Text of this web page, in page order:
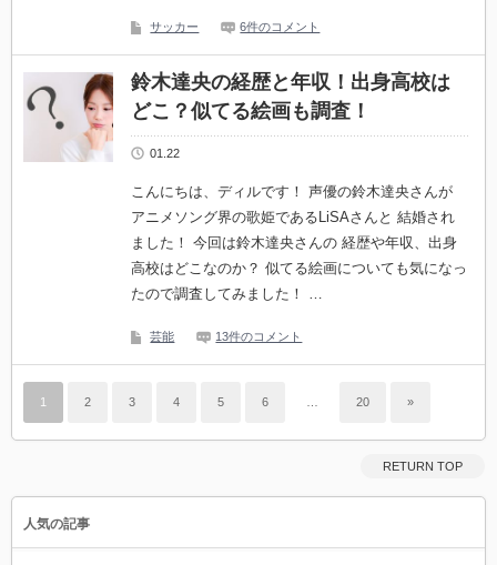
サッカー 6件のコメント
鈴木達央の経歴と年収！出身高校は
どこ？似てる絵画も調査！
01.22
こんにちは、ディルです！ 声優の鈴木達央さんが
アニメソング界の歌姫であるLiSAさんと 結婚され
ました！ 今回は鈴木達央さんの 経歴や年収、出身
高校はどこなのか？ 似てる絵画についても気になっ
たので調査してみました！ …
芸能 13件のコメント
1 2 3 4 5 6 20 »
RETURN TOP
人気の記事